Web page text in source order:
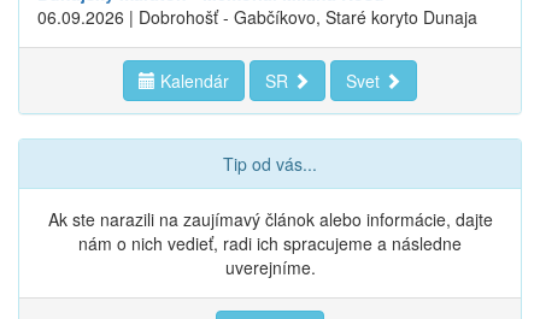
06.09.2026 | Dobrohošť - Gabčíkovo, Staré koryto Dunaja
Kalendár SR Svet
Tip od vás...
Ak ste narazili na zaujímavý článok alebo informácie, dajte
nám o nich vedieť, radi ich spracujeme a následne
uverejníme.